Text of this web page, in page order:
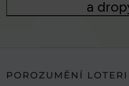
a
POROZUMĚNÍ